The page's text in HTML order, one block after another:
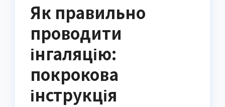
Як правильно
проводити
інгаляцію:
покрокова
інструкція